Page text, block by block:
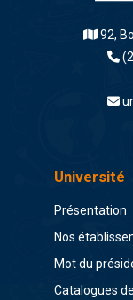
92,
Université
Présentation
Nos
Mot du
Catalogues